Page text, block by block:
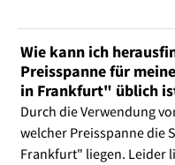
Wie kann ich
Preisspanne für
in Frankfurt" üblich
Durch die Verwendung
welcher Preisspanne die
Frankfurt" liegen. Leider